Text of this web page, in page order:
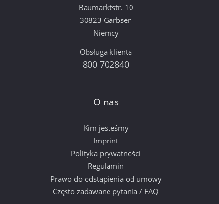
Baumarktstr. 10
30823 Garbsen
Niemcy
Obsługa klienta
800 702840
O nas
Kim jesteśmy
Imprint
Polityka prywatności
Regulamin
Prawo do odstąpienia od umowy
Często zadawane pytania / FAQ